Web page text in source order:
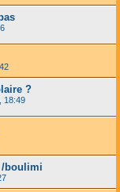
?
18:49
/boulimi